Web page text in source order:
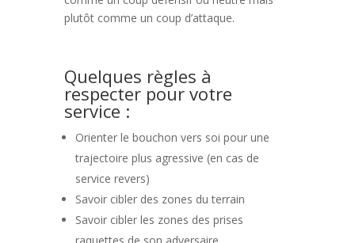
plutôt comme un coup d’attaque.
Quelques règles à
respecter pour votre
service :
Orienter le bouchon vers soi pour une
trajectoire plus agressive (en cas de
service revers)
Savoir cibler des zones du terrain
Savoir cibler les zones des prises